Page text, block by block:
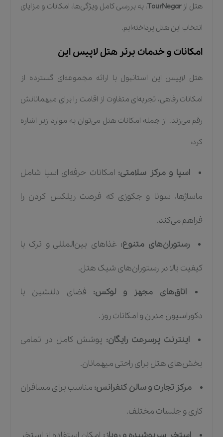
هتل ازTourNegar، به بررسی کامل ویژگی‌ها، امکانات و مزایای
انتخاب این هتل پرداخته‌ایم.
امکانات و خدمات برتر هتل لاپیس این
هتل لاپیس این استانبول با ارائه مجموعه‌ای گسترده از
امکانات رفاهی، تجربه‌ای متفاوت از اقامت را برای میهمانانش
رقم می‌زند. از جمله امکانات هتل می‌توان به موارد زیر اشاره
کرد:
اسپا و مرکز سلامتی: امکانات حرفه‌ای اسپا شامل
ماساژها، سونا و جکوزی که فرصت ریلکس کردن را
فراهم می‌کند.
رستوران‌های متنوع: غذاهای بین‌المللی و ترک با
کیفیت بالا در رستوران‌های شیک هتل.
اتاق‌های مجهز و لوکس: فضای دلنشین با
دکوراسیون مدرن و امکانات روز.
اینترنت پرسرعت رایگان: پوشش کامل در تمامی
بخش‌های هتل برای راحتی میهمانان.
مرکز تجارت و سالن کنفرانس: مناسب برای مسافران
کاری و جلسات مختلف.